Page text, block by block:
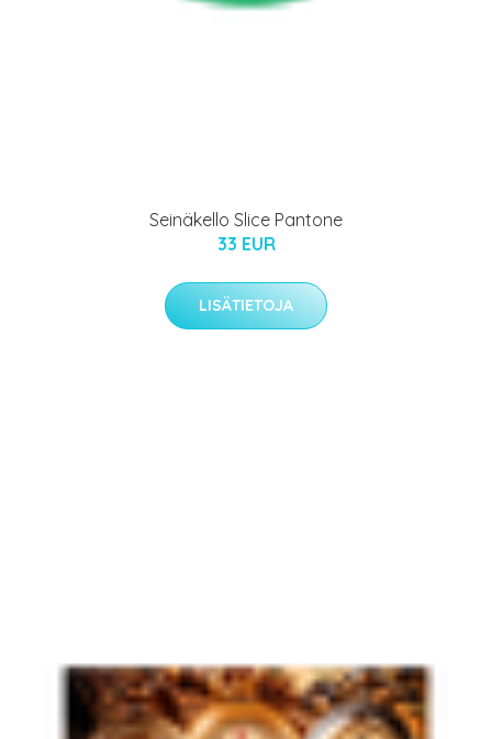
Seinäkello Slice Pantone
33 EUR
LISÄTIETOJA